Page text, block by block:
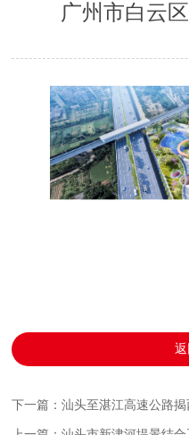
广州市白云
下一篇：汕头至湛江高速公路